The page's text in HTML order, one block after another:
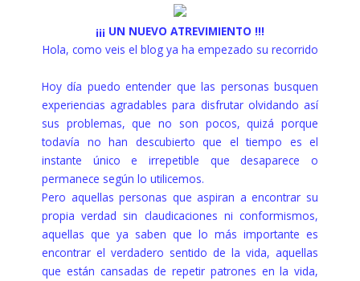
¡¡¡ UN NUEVO ATREVIMIENTO !!!
Hola, como veis el blog ya ha empezado su recorrido
Hoy día puedo entender que las personas busquen
experiencias agradables para disfrutar olvidando así
sus problemas, que no son pocos, quizá porque
todavía no han descubierto que el tiempo es el
instante único e irrepetible que desaparece o
permanece según lo utilicemos.
Pero aquellas personas que aspiran a encontrar su
propia verdad sin claudicaciones ni conformismos,
aquellas que ya saben que lo más importante es
encontrar el verdadero sentido de la vida, aquellas
que están cansadas de repetir patrones en la vida,